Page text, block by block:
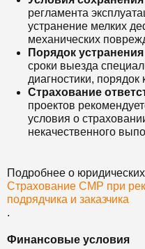
регламента
устранение мелких
механических
Порядок
сроки выезда
диагностики, порядок
Страхование
проектов
условия о
некачественного
Подробнее о
Страхование СМР при
подрядчика и заказчика
.
Финансовые условия